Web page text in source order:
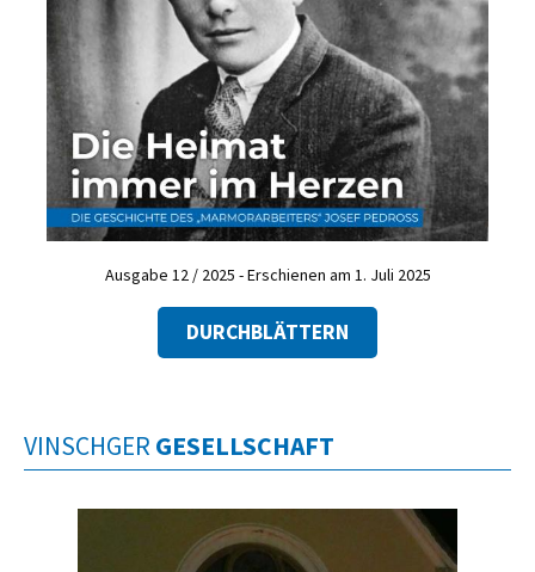
Ausgabe 12 / 2025 - Erschienen am 1. Juli 2025
DURCHBLÄTTERN
VINSCHGER GESELLSCHAFT